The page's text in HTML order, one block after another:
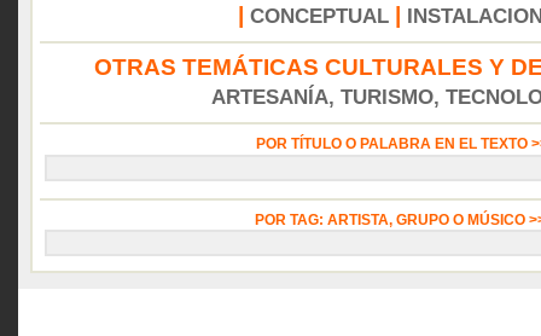
CONCEPTUAL
OTRAS TEMÁTICAS CULTURALES Y
ARTESANÍA, TURISMO,
POR TÍTULO O PALABRA EN EL TEXTO
POR TAG: ARTISTA, GRUPO O MÚSICO